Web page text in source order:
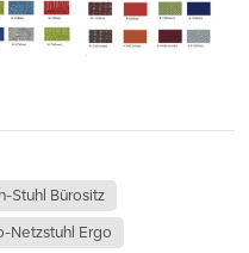
Stuhl Bürositz
Netzstuhl Ergo